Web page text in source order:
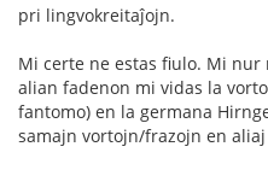
pri lingvokreitaĵojn.
Mi certe ne estas fiulo. Mi
alian fadenon mi vidas la
fantomo) en la germana
samajn vortojn/frazojn en